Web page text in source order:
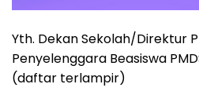
Yth. Dekan Sekolah/Direktur
Penyelenggara Beasiswa
(daftar terlampir)